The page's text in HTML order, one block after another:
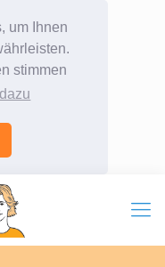
um Ihnen
stimmen